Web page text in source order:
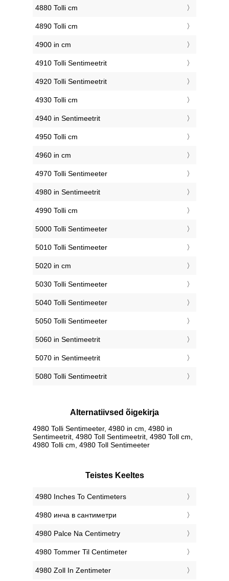
4880 Tolli cm
4890 Tolli cm
4900 in cm
4910 Tolli Sentimeetrit
4920 Tolli Sentimeetrit
4930 Tolli cm
4940 in Sentimeetrit
4950 Tolli cm
4960 in cm
4970 Tolli Sentimeeter
4980 in Sentimeetrit
4990 Tolli cm
5000 Tolli Sentimeeter
5010 Tolli Sentimeeter
5020 in cm
5030 Tolli Sentimeeter
5040 Tolli Sentimeeter
5050 Tolli Sentimeeter
5060 in Sentimeetrit
5070 in Sentimeetrit
5080 Tolli Sentimeetrit
Alternatiivsed õigekirja
4980 Tolli Sentimeeter, 4980 in cm, 4980 in
Sentimeetrit, 4980 Toll Sentimeetrit, 4980 Toll cm,
4980 Tolli cm, 4980 Toll Sentimeeter
Teistes Keeltes
‎4980 Inches To Centimeters
‎4980 инча в сантиметри
‎4980 Palce Na Centimetry
‎4980 Tommer Til Centimeter
‎4980 Zoll In Zentimeter